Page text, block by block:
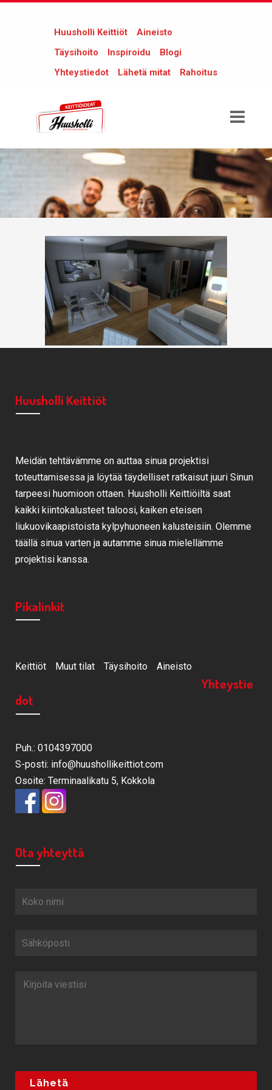
Huusholli Keittiöt
Aineisto
Täysihoito
Inspiroidu
Blogi
Yhteystiedot
Lähetä mitat Rahoitus
Huusholli Keittiöt
Meidän tehtävämme on auttaa sinua projektisi
toteuttamisessa ja löytää täydelliset ratkaisut juuri Sinun
tarpeesi huomioon ottaen. Huusholli Keittiöiltä saat
kaikki kiintokalusteet taloosi, kaiken eteisen
liukuovikaapistoista kylpyhuoneen kalusteisiin. Olemme
täällä sinua varten ja autamme sinua mielellämme
projektisi kanssa.
Pikalinkit
Keittiöt Muut tilat Täysihoito Aineisto
Yhteystie
dot
Puh.: 0104397000
S-posti: info@huushollikeittiot.com
Osoite: Terminaalikatu 5, Kokkola
Ota yhteyttä